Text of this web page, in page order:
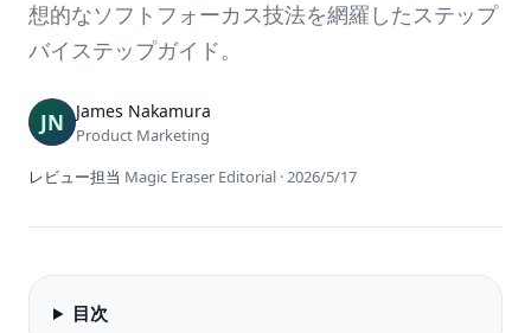
想的なソフトフォーカス技法を網羅したステップ
バイステップガイド。
James Nakamura
Product Marketing
レビュー担当 Magic Eraser Editorial ·2026/5/17
目次